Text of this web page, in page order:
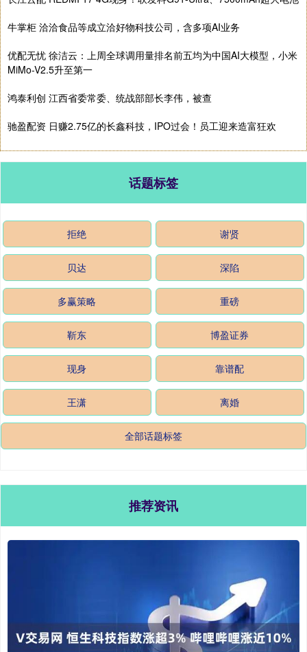
牛掌柜 洽洽食品等成立洽好物科技公司，含多项AI业务
优配无忧 徐洁云：上周全球调用量排名前五均为中国AI大模型，小米
MiMo-V2.5升至第一
鸿泰利创 江西省委常委、统战部部长李伟，被查
驰盈配资 日赚2.75亿的长鑫科技，IPO过会！员工迎来造富狂欢
话题标签
拒绝 谢贤
贝达 深陷
多赢策略 重磅
靳东 博盈证券
现身 靠谱配
王潇 离婚
全部话题标签
推荐资讯